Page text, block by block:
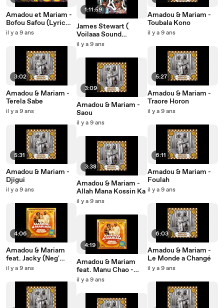
Amadou et Mariam -
Bofou Safou (Lyric
Video)
il y a 9 ans
3:02
Amadou & Mariam -
Terela Sabe
il y a 9 ans
5:31
Amadou & Mariam -
Djigui
il y a 9 ans
4:06
Amadou & Mariam
feat. Jacky (Neg'
Marrons) & Mokobe
Réalité feat. Jacky
(Neg' Ma
il y a 9 ans
1:11:59
James Stewart (
Voilaaa Sound
System) & Amadou &
'Bofou Safou' mixtape
il y a 9 ans
3:09
Amadou & Mariam -
Saou
il y a 9 ans
3:38
Amadou & Mariam -
Allah Mana Kossin Ka
il y a 9 ans
4:19
Amadou & Mariam
feat. Manu Chao -
Senegal Fast Food
il y a 9 ans
Amadou & Mariam -
Toubala Kono
il y a 9 ans
5:27
Amadou & Mariam -
Traore Horon
il y a 9 ans
6:11
Amadou & Mariam -
Foulah
il y a 9 ans
6:03
Amadou & Mariam -
Le Monde a Changé
il y a 9 ans